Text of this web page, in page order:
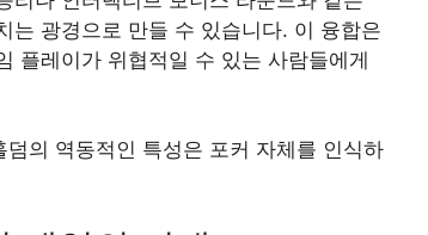
는 광경으로 만들 수 있습니다. 이 융합은
플레이가 위협적일 수 있는 사람들에게
의 역동적인 특성은 포커 자체를 인식하